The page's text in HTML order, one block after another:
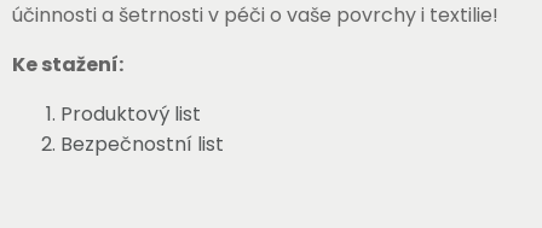
účinnosti a šetrnosti v péči o vaše povrchy i textilie!
Ke stažení:
Produktový list
Bezpečnostní list